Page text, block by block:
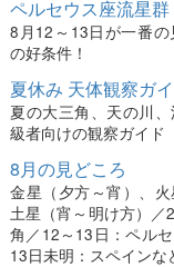
ペルセウス座流星群
8月12～13日が一番
の好条件！
夏休み 天体観察ガ
夏の大三角、天の川
級者向けの観察ガイド
8月の見どころ
金星（夕方～宵）、火
土星（宵～明け方）
角／12～13日：ペル
13日未明：スペイン